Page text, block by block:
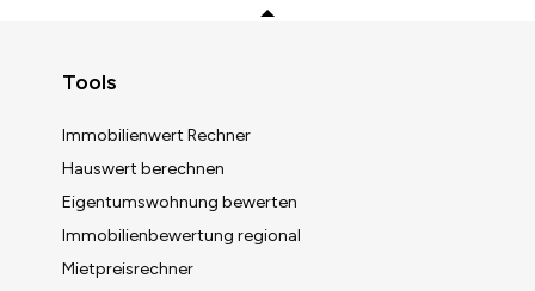
Tools
Immobilienwert Rechner
Hauswert berechnen
Eigentumswohnung bewerten
Immobilienbewertung regional
Mietpreisrechner